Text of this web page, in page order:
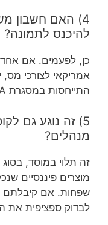
4) האם חשבון
להיכנס לתמונה?
כן, לפעמים. אם אחד
אמריקאי לצורכי מס,
התייחסות במסגרת FATCA.
5) זה נוגע גם
מנהלים?
זה תלוי במוסד, בסוג
מוצרים פיננסיים
שפחות. אם קיבלתם
לבדוק ספציפית את